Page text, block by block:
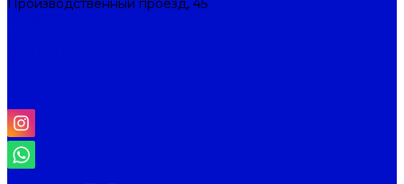
Производственный проезд, 45